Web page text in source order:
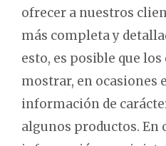
ofrecer a nuestros
más completa y
esto, es posible que
mostrar, en ocasiones
información de
algunos productos. En